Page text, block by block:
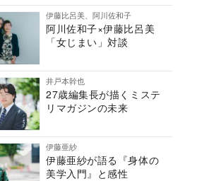
伊藤比呂美、阿川佐和子
阿川佐和子×伊藤比呂美
「女じまい」対談
井戸本幹也
27歳編集長が描くミステ
リマガジンの未来
伊藤亜紗
伊藤亜紗が語る『身体の
美学入門』と感性